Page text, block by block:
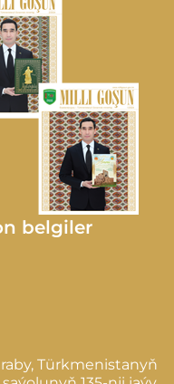
belgiler
Türkmenistanyň